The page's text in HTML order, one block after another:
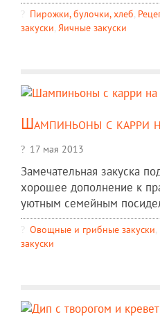
Пирожки, булочки, хлеб,
закуски, Яичные закуски
Шампиньоны с карри
17 мая 2013
Замечательная закуска
хорошее дополнение к
уютным семейным
Овощные и грибные закуски,
закуски